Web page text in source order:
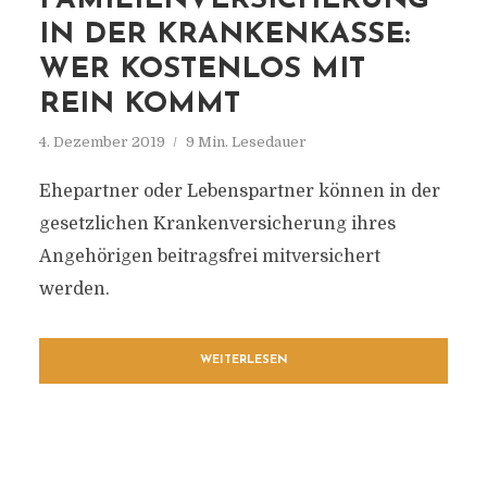
IN DER KRANKENKASSE:
WER KOSTENLOS MIT
REIN KOMMT
4. Dezember 2019 9 Min. Lesedauer
Ehepartner oder Lebenspartner können in der
gesetzlichen Krankenversicherung ihres
Angehörigen beitragsfrei mitversichert
werden.
WEITERLESEN